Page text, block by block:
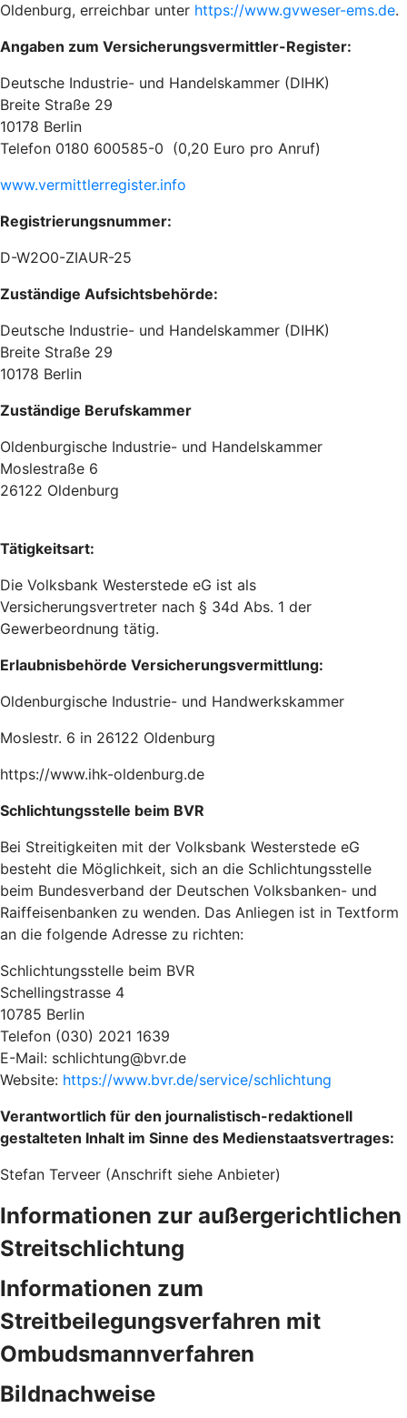
Oldenburg, erreichbar unter https://www.gvweser-ems.de.
Angaben zum Versicherungsvermittler-Register:
Deutsche Industrie- und Handelskammer (DIHK)
Breite Straße 29
10178 Berlin
Telefon 0180 600585-0 (0,20 Euro pro Anruf)
www.vermittlerregister.info
Registrierungsnummer:
D-W2O0-ZIAUR-25
Zuständige Aufsichtsbehörde:
Deutsche Industrie- und Handelskammer (DIHK)
Breite Straße 29
10178 Berlin
Zuständige Berufskammer
Oldenburgische Industrie- und Handelskammer
Moslestraße 6
26122 Oldenburg
Tätigkeitsart:
Die Volksbank Westerstede eG ist als
Versicherungsvertreter nach § 34d Abs. 1 der
Gewerbeordnung tätig.
Erlaubnisbehörde Versicherungsvermittlung:
Oldenburgische Industrie- und Handwerkskammer
Moslestr. 6 in 26122 Oldenburg
https://www.ihk-oldenburg.de
Schlichtungsstelle beim BVR
Bei Streitigkeiten mit der Volksbank Westerstede eG
besteht die Möglichkeit, sich an die Schlichtungsstelle
beim Bundesverband der Deutschen Volksbanken- und
Raiffeisenbanken zu wenden. Das Anliegen ist in Textform
an die folgende Adresse zu richten:
Schlichtungsstelle beim BVR
Schellingstrasse 4
10785 Berlin
Telefon (030) 2021 1639
E-Mail: schlichtung@bvr.de
Website: https://www.bvr.de/service/schlichtung
Verantwortlich für den journalistisch-redaktionell
gestalteten Inhalt im Sinne des Medienstaatsvertrages:
Stefan Terveer (Anschrift siehe Anbieter)
Informationen zur außergerichtlichen
Streitschlichtung
Informationen zum
Streitbeilegungsverfahren mit
Ombudsmannverfahren
Bildnachweise